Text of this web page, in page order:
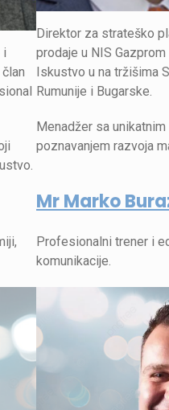
i
Direktor za strateško
prodaje u NIS
Iskustvo u na tržišima
Rumunije i Bugarske.
Menadžer sa
poznavanjem razvoja
Mr Marko
Profesionalni trener i
komunikacije.